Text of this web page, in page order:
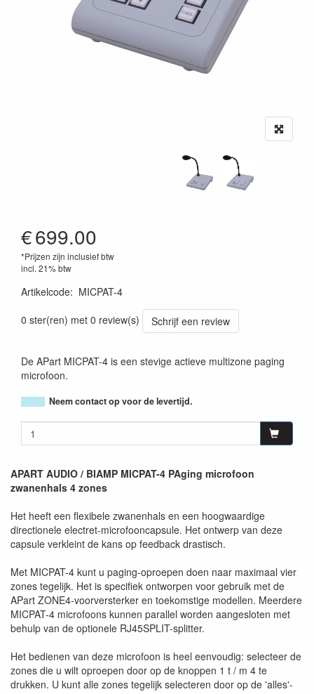
€699.00
*Prijzen zijn inclusief btw
incl. 21% btw
Artikelcode: MICPAT-4
0 ster(ren) met 0 review(s)
Schrijf een review
De APart MICPAT-4 is een stevige actieve multizone paging
microfoon.
Neem contact op voor de levertijd.
APART AUDIO / BIAMP MICPAT-4 PAging microfoon
zwanenhals 4 zones
Het heeft een flexibele zwanenhals en een hoogwaardige
directionele electret-microfooncapsule. Het ontwerp van deze
capsule verkleint de kans op feedback drastisch.
Met MICPAT-4 kunt u paging-oproepen doen naar maximaal vier
zones tegelijk. Het is specifiek ontworpen voor gebruik met de
APart ZONE4-voorversterker en toekomstige modellen. Meerdere
MICPAT-4 microfoons kunnen parallel worden aangesloten met
behulp van de optionele RJ45SPLIT-splitter.
Het bedienen van deze microfoon is heel eenvoudig: selecteer de
zones die u wilt oproepen door op de knoppen 1 t / m 4 te
drukken. U kunt alle zones tegelijk selecteren door op de 'alles'-